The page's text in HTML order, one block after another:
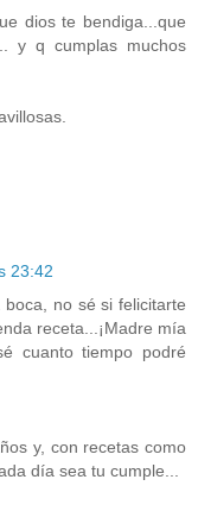
dios te bendiga...que
y q cumplas muchos
23:42
no sé si felicitarte
receta...¡Madre mía
cuanto tiempo podré
y, con recetas como
día sea tu cumple...